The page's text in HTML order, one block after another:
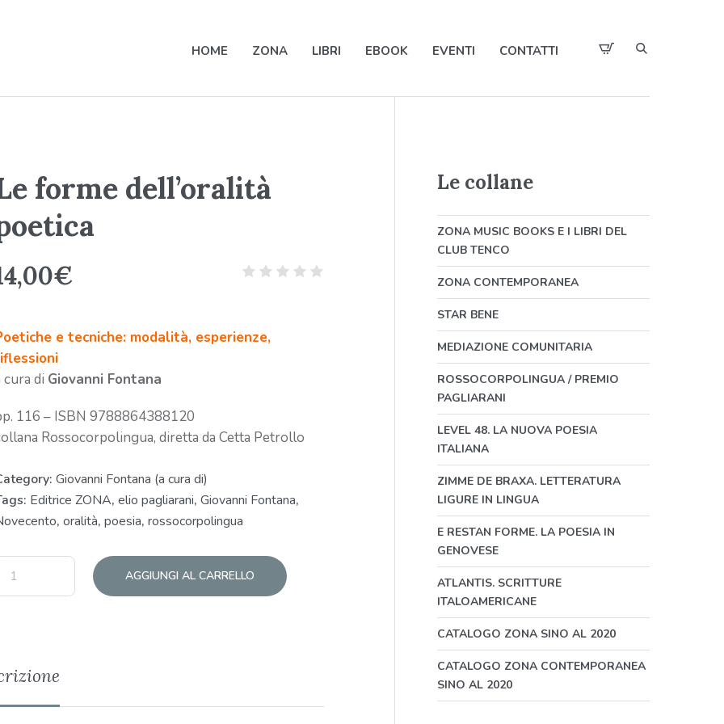
HOME ZONA LIBRI EBOOK EVENTI CONTATTI
forme dell’oralità
€
e tecniche: modalità, esperienze,
cura di Giovanni Fontana
116 – ISBN 9788864388120
Rossocorpolingua, diretta da Cetta Petrollo
Giovanni Fontana (a cura di)
Editrice ZONA, elio pagliarani, Giovanni Fontana,
, oralità, poesia, rossocorpolingua
AGGIUNGI AL CARRELLO
Le collane
ZONA MUSIC BOOKS E I LIBRI DEL
CLUB TENCO
ZONA CONTEMPORANEA
STAR BENE
MEDIAZIONE COMUNITARIA
ROSSOCORPOLINGUA / PREMIO
PAGLIARANI
LEVEL 48. LA NUOVA POESIA
ITALIANA
ZIMME DE BRAXA. LETTERATURA
LIGURE IN LINGUA
E RESTAN FORME. LA POESIA IN
GENOVESE
ATLANTIS. SCRITTURE
ITALOAMERICANE
CATALOGO ZONA SINO AL 2020
CATALOGO ZONA CONTEMPORANEA
SINO AL 2020